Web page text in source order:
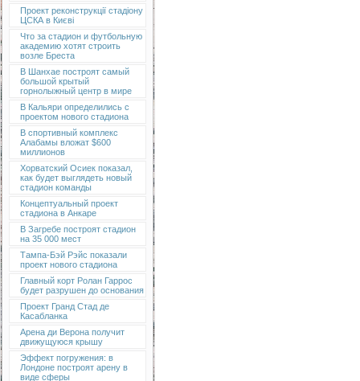
Проект реконструкції стадіону
ЦСКА в Києві
Что за стадион и футбольную
академию хотят строить
возле Бреста
В Шанхае построят самый
большой крытый
горнолыжный центр в мире
В Кальяри определились с
проектом нового стадиона
В спортивный комплекс
Алабамы вложат $600
миллионов
Хорватский Осиек показал,
как будет выглядеть новый
стадион команды
Концептуальный проект
стадиона в Анкаре
В Загребе построят стадион
на 35 000 мест
Тампа-Бэй Рэйс показали
проект нового стадиона
Главный корт Ролан Гаррос
будет разрушен до основания
Проект Гранд Стад де
Касабланка
Арена ди Верона получит
движущуюся крышу
Эффект погружения: в
Лондоне построят арену в
виде сферы